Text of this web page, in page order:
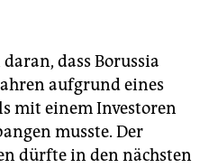
dass Borussia
aufgrund eines
mit einem Investoren
musste. Der
dürfte in den nächsten